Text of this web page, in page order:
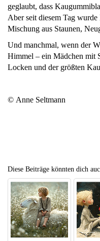
geglaubt, dass
Aber seit diesem Tag
Mischung aus Staunen,
Und manchmal, wenn der
Himmel – ein Mädchen mit
Locken und der größten
© Anne Seltmann
Diese Beiträge könnten dich